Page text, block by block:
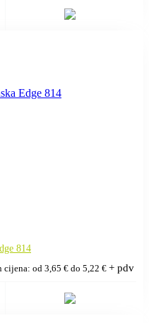
814
cijena: od 3,65 € do 5,22 € + pdv